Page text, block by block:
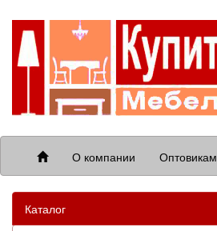
О компании Оптовикам
Каталог